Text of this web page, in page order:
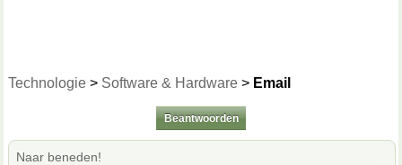
Technologie > Software & Hardware > Email
Beantwoorden
Naar beneden!